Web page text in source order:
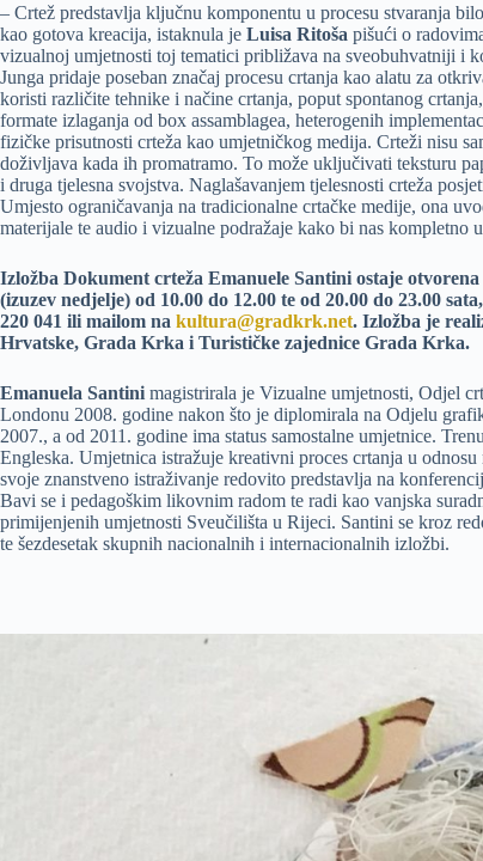
– Crtež predstavlja ključnu komponentu u procesu stvaranja
kao gotova kreacija, istaknula je Luisa Ritoša pišući o
vizualnoj umjetnosti toj tematici približava na sveobuhvatniji i
Junga pridaje poseban značaj procesu crtanja kao alatu za
koristi različite tehnike i načine crtanja, poput spontanog
formate izlaganja od box assamblagea, heterogenih
fizičke prisutnosti crteža kao umjetničkog medija. Crteži nisu
doživljava kada ih promatramo. To može uključivati teksturu
i druga tjelesna svojstva. Naglašavanjem tjelesnosti crteža
Umjesto ograničavanja na tradicionalne crtačke medije, ona
materijale te audio i vizualne podražaje kako bi nas kompletno
Izložba Dokument crteža Emanuele Santini ostaje
(izuzev nedjelje) od 10.00 do 12.00 te od 20.00 do 23.00
220 041 ili mailom na kultura@gradkrk.net. Izložba je
Hrvatske, Grada Krka i Turističke zajednice Grada Krka.
Emanuela Santini magistrirala je Vizualne umjetnosti, Odjel
Londonu 2008. godine nakon što je diplomirala na Odjelu
2007., a od 2011. godine ima status samostalne umjetnice.
Engleska. Umjetnica istražuje kreativni proces crtanja u
svoje znanstveno istraživanje redovito predstavlja na
Bavi se i pedagoškim likovnim radom te radi kao vanjska
primijenjenih umjetnosti Sveučilišta u Rijeci. Santini se kroz
te šezdesetak skupnih nacionalnih i internacionalnih izložbi.